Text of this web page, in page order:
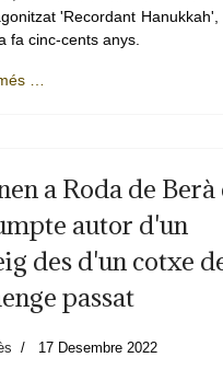
'Recordant
fa cinc-cents anys.
…
a Roda de Berà
autor d'un
des d'un cotxe
passat
17 Desembre 2022